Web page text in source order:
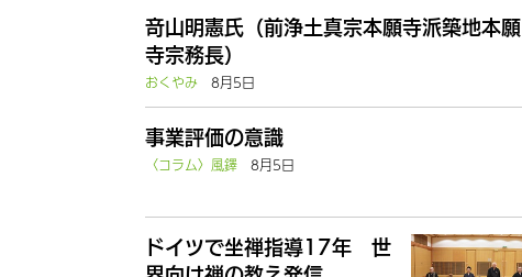
竒山明憲氏（前浄土真宗本願寺派築地本願
寺宗務長）
おくやみ
8月5日
事業評価の意識
〈コラム〉風鐸
8月5日
ドイツで坐禅指導17年 世